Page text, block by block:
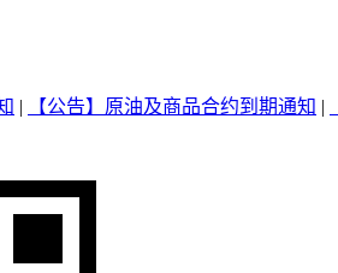
| 【公告】原油及商品合约到期通知 |